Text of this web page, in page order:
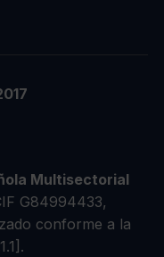
Multisectorial
G84994433,
conforme a la